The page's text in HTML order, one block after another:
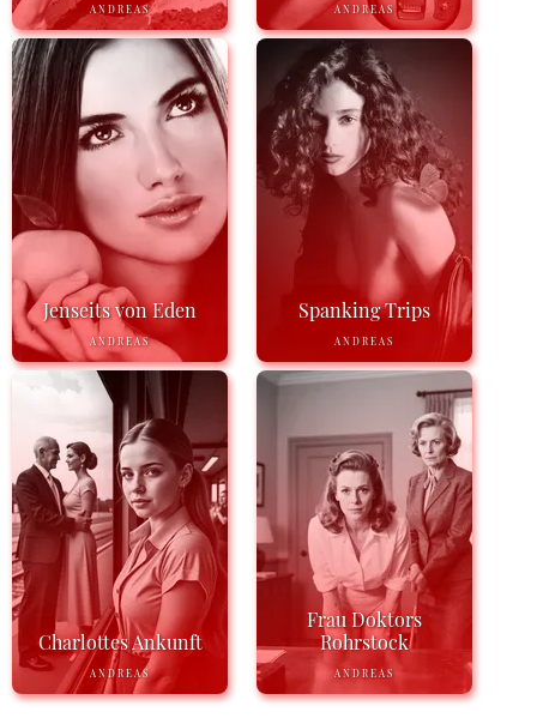
ANDREAS ANDREAS
Jenseits von Eden
ANDREAS
Spanking Trips
ANDREAS
Charlottes Ankunft
ANDREAS
Frau Doktors
Rohrstock
ANDREAS